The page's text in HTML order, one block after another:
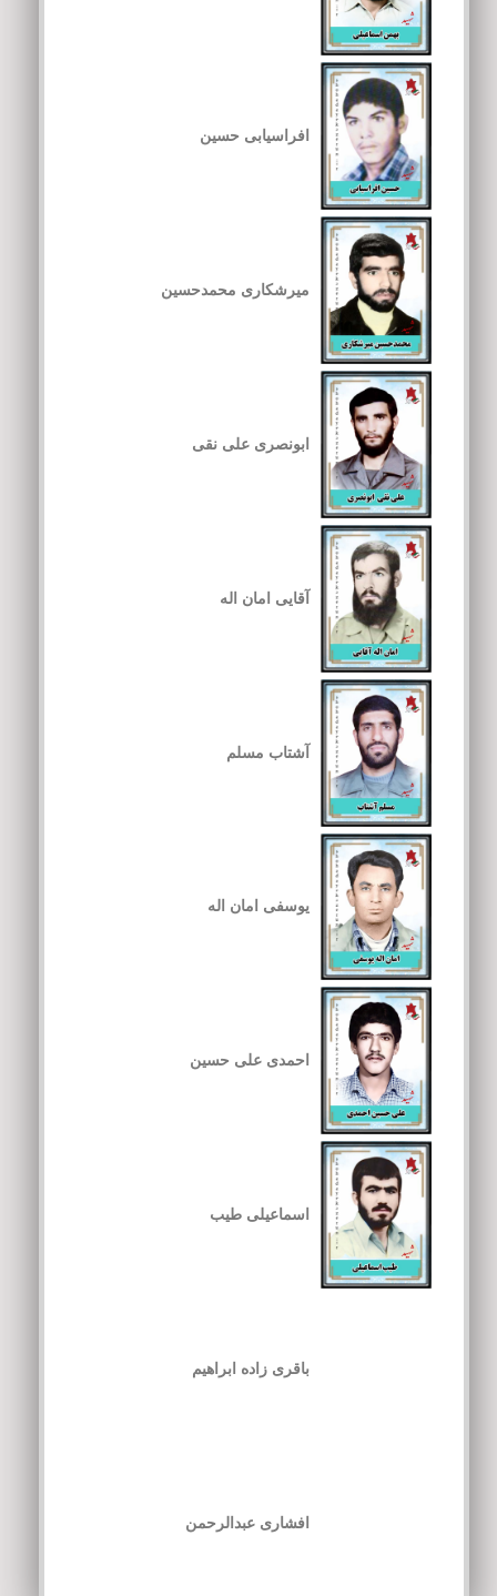
افراسیابی حسین
میرشکاری محمدحسین
ابونصری علی نقی
آقایی امان اله
آشتاب مسلم
یوسفی امان اله
احمدی علی حسین
اسماعیلی طیب
باقری زاده ابراهیم
افشاری عبدالرحمن